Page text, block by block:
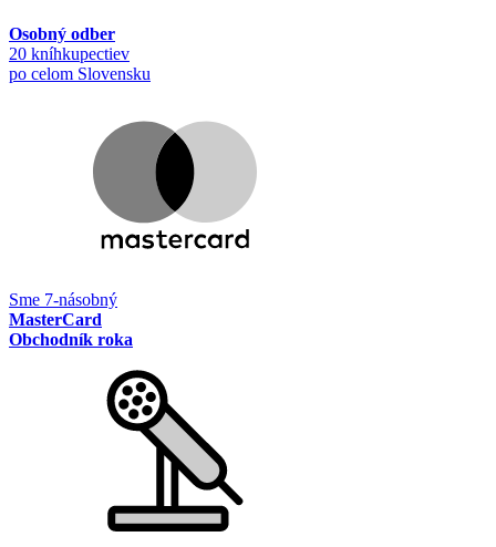
Osobný odber
20 kníhkupectiev
po celom Slovensku
Sme 7-násobný
MasterCard
Obchodník roka